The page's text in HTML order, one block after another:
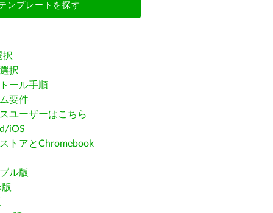
ンプレートを探す
択
択
ール手順
要件
ユーザーはこちら
iOS
トアとChromebook
ル版